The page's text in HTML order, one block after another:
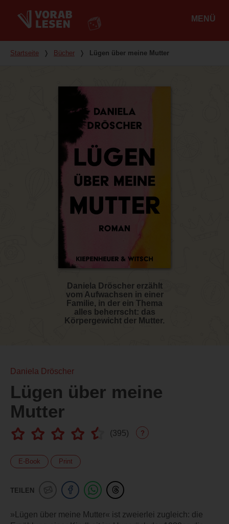
MENÜ
Du bist hier
Startseite ❭ Bücher ❭ Lügen über meine Mutter
Daniela Dröscher erzählt
vom Aufwachsen in einer
Familie, in der ein Thema
alles beherrscht: das
Körpergewicht der Mutter.
Daniela Dröscher
Lügen über meine
Mutter
(395) ?
E-Book Print
TEILEN
»Lügen über meine Mutter« ist zweierlei zugleich: die